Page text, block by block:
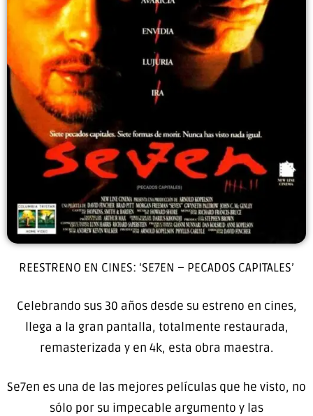
REESTRENO EN CINES: ‘SE7EN – PECADOS CAPITALES’
Celebrando sus 30 años desde su estreno en cines,
llega a la gran pantalla, totalmente restaurada,
remasterizada y en 4k, esta obra maestra.
Se7en es una de las mejores películas que he visto, no
sólo por su impecable argumento y las